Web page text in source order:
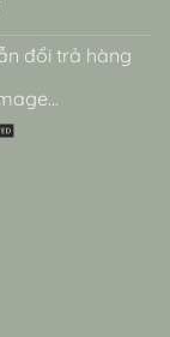
đổi trả hàng